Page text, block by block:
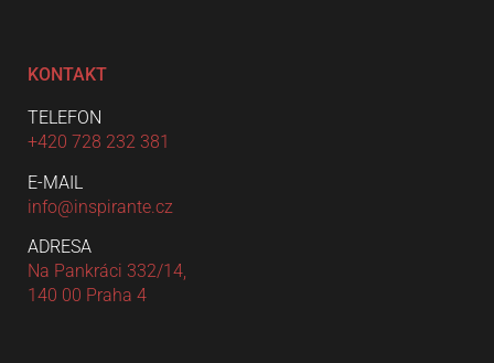
KONTAKT
TELEFON
+420 728 232 381
E-MAIL
info@inspirante.cz
ADRESA
Na Pankráci 332/14,
140 00 Praha 4